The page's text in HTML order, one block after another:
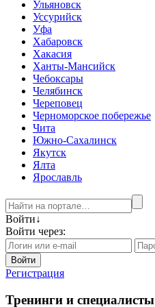
Ульяновск
Уссурийск
Уфа
Хабаровск
Хакасия
Ханты-Мансийск
Чебоксары
Челябинск
Череповец
Черноморское побережье
Чита
Южно-Сахалинск
Якутск
Ялта
Ярославль
Войти↓
Войти через:
Войти
Регистрация
Тренинги и специалисты